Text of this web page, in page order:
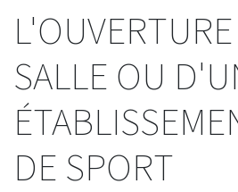
SALLE OU
DE SPORT